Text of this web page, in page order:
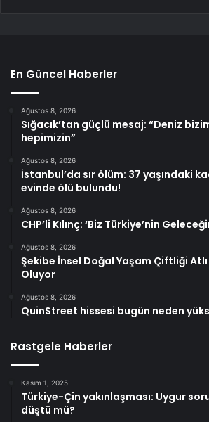
En Güncel Haberler
Ağustos 8, 2026
Sığacık’tan güçlü mesaj: “Deniz
hepimizin”
Ağustos 8, 2026
İstanbul’da sır ölüm: 37 yaşındaki
evinde ölü bulundu!
Ağustos 8, 2026
CHP’li Kılınç: ‘Biz Türkiye’nin
Ağustos 8, 2026
Şekibe İnsel Doğal Yaşam Çiftliği
Oluyor
Ağustos 8, 2026
QuinStreet hissesi bugün neden
Rastgele Haberler
Kasım 1, 2025
Türkiye-Çin yakınlaşması: Uygur
düştü mü?